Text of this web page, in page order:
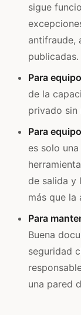
sigue
antifraude,
publicadas.
Para
de la
privado sin
Para
es solo
de salida y
más que la
Para
Buena
seguridad
una pared